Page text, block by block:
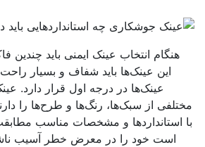
هنگام انتخاب عینک ایمنی باید چندین
این عینک‌ها باید شفاف و بسیار راحت
عینک‌ها در درجه اول قرار دارد.
از سبک‌ها، رنگ‌ها و طرح‌ها را دارند،
استانداردها و مشخصات مناسب مطابقت
است خود را در معرض خطر آسیب ناشی